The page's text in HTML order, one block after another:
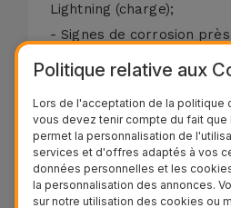
Lightning (charge);
- Signes de corrosion
- Panneaux vert-de-gris à
- Absence de Sonnerie
(Uniquement).
Souvent l'équipement
qu'après nettoyage et
de connexion est
Politique relative aux
Lors de l'acceptation de la politique
vous devez tenir compte du fait
permet la personnalisation de
services et d'offres adaptés à vos
données personnelles et les
la personnalisation des annonces.
sur notre utilisation des cookies ou